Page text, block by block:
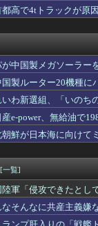
ハンワイルズ』販売
カルテルのリーダー
ろんなところに足を
都高で4tトラックが原
が中国製メガソーラー
国製ルーター20機種
いわ新選組、「いの
産e-power、無給油で
朝鮮が日本海に向けて
[一覧]
陸軍「侵攻できたとし
そんなに共産主義嫌